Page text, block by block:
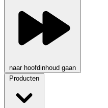
naar hoofdinhoud gaan
Producten